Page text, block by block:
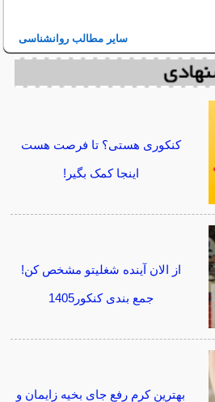
سایر مطالب روانشناسی
کنکوری هستی؟ تا فرصت هست
اینجا کمک بگیر!
از الان آینده شغلیتو مشخص کن!
جمع بندی کنکور1405
بهترین کرم رفع جای بخیه زایمان و